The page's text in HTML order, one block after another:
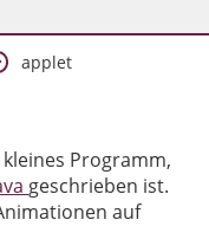
applet
Programm,
geschrieben ist.
auf